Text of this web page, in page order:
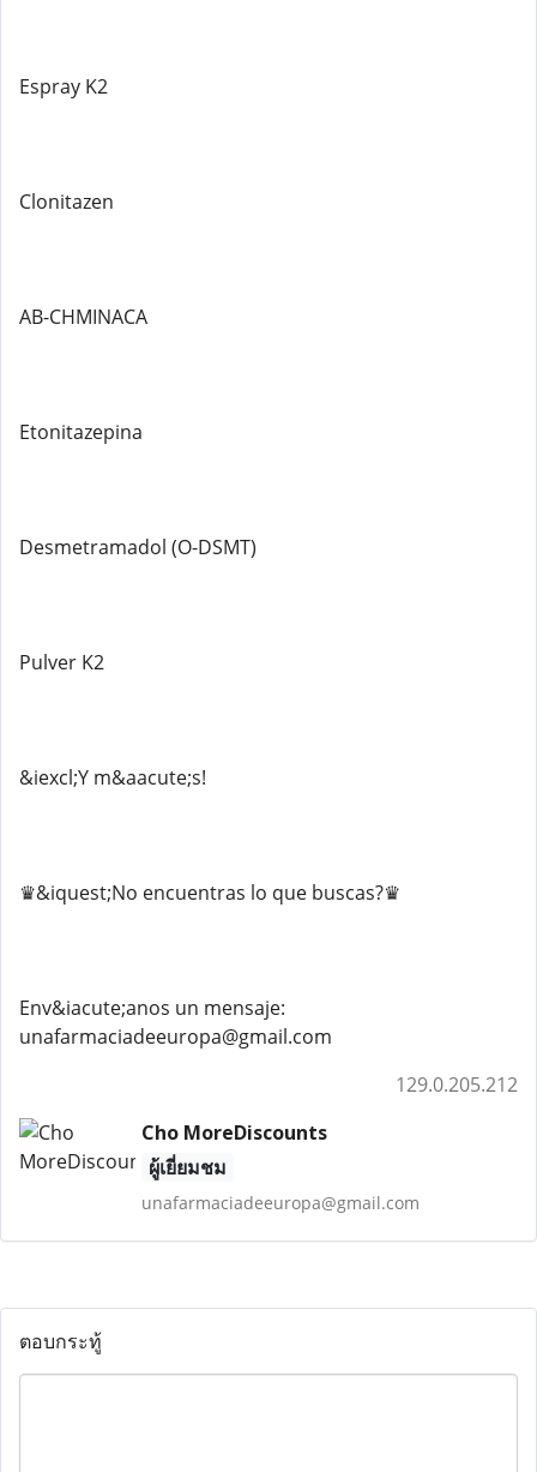
Espray K2
Clonitazen
AB-CHMINACA
Etonitazepina
Desmetramadol (O-DSMT)
Pulver K2
&iexcl;Y m&aacute;s!
♛&iquest;No encuentras lo que buscas?♛
Env&iacute;anos un mensaje:
unafarmaciadeeuropa@gmail.com
129.0.205.212
Cho MoreDiscounts
ผู้เยี่ยมชม
unafarmaciadeeuropa@gmail.com
ตอบกระทู้